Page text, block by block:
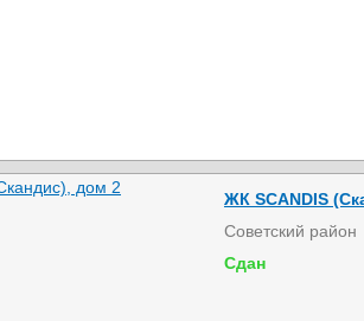
ЖК SCANDIS
Советский район
Сдан